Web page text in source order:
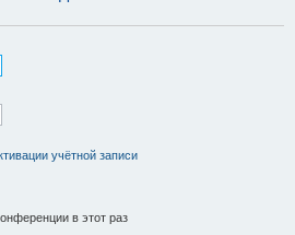
с
учётной записи
в этот раз